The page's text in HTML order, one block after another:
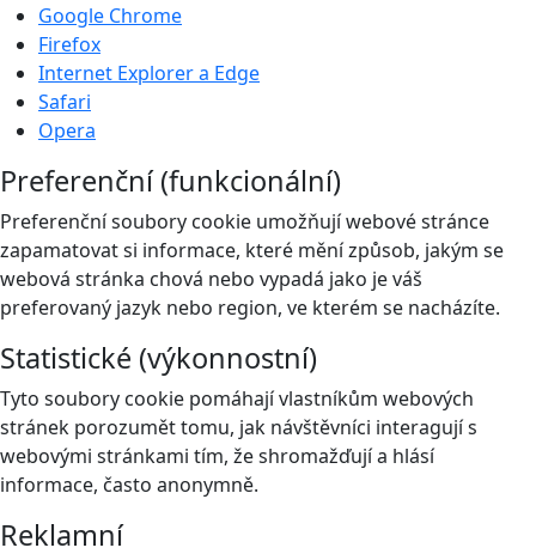
Google Chrome
Firefox
Internet Explorer a Edge
Safari
Opera
Preferenční (funkcionální)
Preferenční soubory cookie umožňují webové stránce
zapamatovat si informace, které mění způsob, jakým se
webová stránka chová nebo vypadá jako je váš
preferovaný jazyk nebo region, ve kterém se nacházíte.
Statistické (výkonnostní)
Tyto soubory cookie pomáhají vlastníkům webových
stránek porozumět tomu, jak návštěvníci interagují s
webovými stránkami tím, že shromažďují a hlásí
informace, často anonymně.
Reklamní